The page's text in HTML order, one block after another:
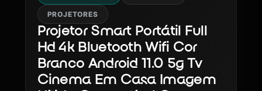
PROJETORES
Projetor Smart Portátil Full
Hd 4k Bluetooth Wifi Cor
Branco Android 11.0 5g Tv
Cinema Em Casa Imagem